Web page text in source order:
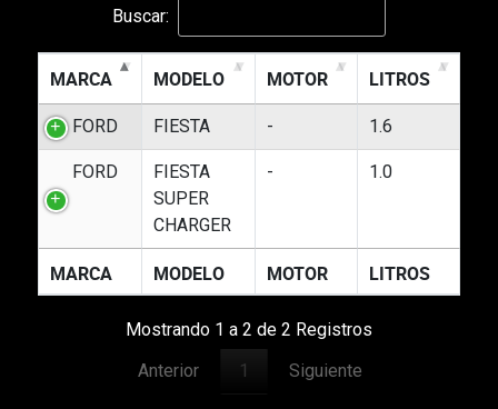
Buscar:
MARCA MODELO MOTOR LITROS
FORD FIESTA - 1.6
FORD
FIESTA
SUPER
CHARGER
- 1.0
MARCA MODELO MOTOR LITROS
Mostrando 1 a 2 de 2 Registros
Anterior
1 Siguiente